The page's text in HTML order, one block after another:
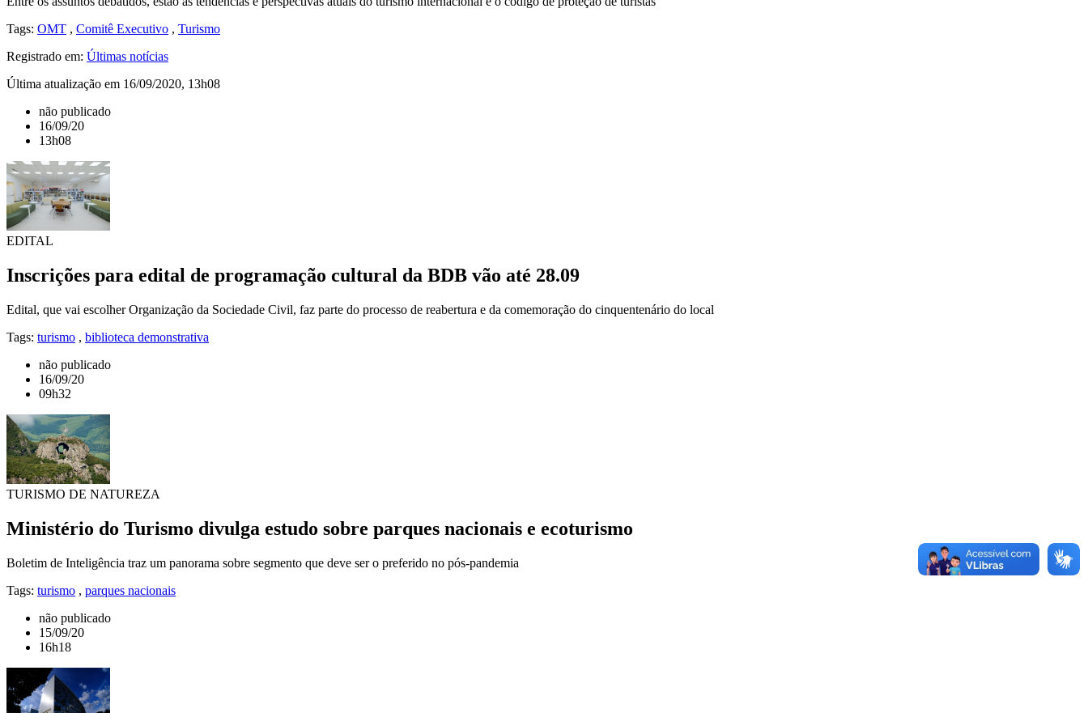
Tags: OMT , Comitê Executivo , Turismo
Registrado em: Últimas notícias
Última atualização em 16/09/2020, 13h08
não publicado
16/09/20
13h08
EDITAL
Inscrições para edital de programação cultural da BDB vão até 28.09
Edital, que vai escolher Organização da Sociedade Civil, faz parte do processo de reabertura e da comemoração do cinquentenário do local
Tags: turismo , biblioteca demonstrativa
não publicado
16/09/20
09h32
TURISMO DE NATUREZA
Ministério do Turismo divulga estudo sobre parques nacionais e ecoturismo
Boletim de Inteligência traz um panorama sobre segmento que deve ser o preferido no pós-pandemia
Tags: turismo , parques nacionais
não publicado
15/09/20
16h18